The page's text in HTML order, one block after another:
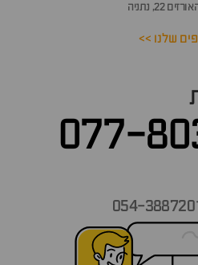
22, נתניה
שלנו >>
077-